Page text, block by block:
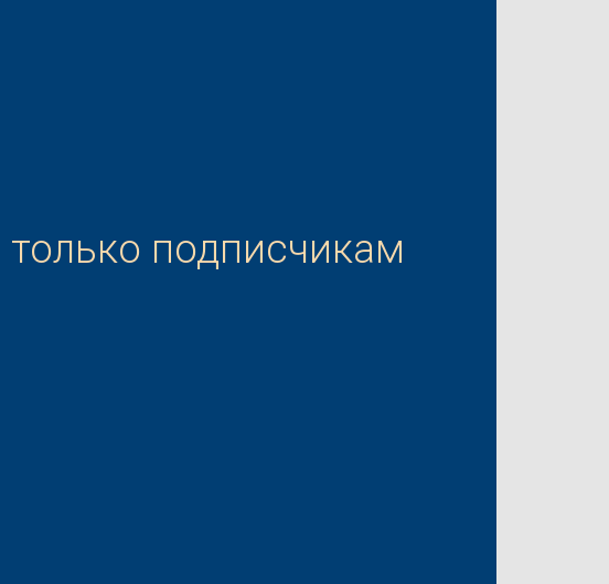
подписчикам